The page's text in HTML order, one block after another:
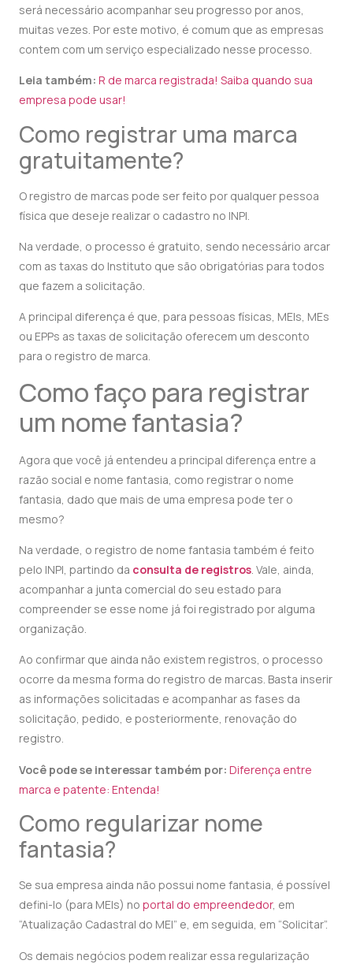
será necessário acompanhar seu progresso por anos,
muitas vezes. Por este motivo, é comum que as empresas
contem com um serviço especializado nesse processo.
Leia também: R de marca registrada! Saiba quando sua
empresa pode usar!
Como registrar uma marca
gratuitamente?
O registro de marcas pode ser feito por qualquer pessoa
física que deseje realizar o cadastro no INPI.
Na verdade, o processo é gratuito, sendo necessário arcar
com as taxas do Instituto que são obrigatórias para todos
que fazem a solicitação.
A principal diferença é que, para pessoas físicas, MEIs, MEs
ou EPPs as taxas de solicitação oferecem um desconto
para o registro de marca.
Como faço para registrar
um nome fantasia?
Agora que você já entendeu a principal diferença entre a
razão social e nome fantasia, como registrar o nome
fantasia, dado que mais de uma empresa pode ter o
mesmo?
Na verdade, o registro de nome fantasia também é feito
pelo INPI, partindo da consulta de registros. Vale, ainda,
acompanhar a junta comercial do seu estado para
compreender se esse nome já foi registrado por alguma
organização.
Ao confirmar que ainda não existem registros, o processo
ocorre da mesma forma do registro de marcas. Basta inserir
as informações solicitadas e acompanhar as fases da
solicitação, pedido, e posteriormente, renovação do
registro.
Você pode se interessar também por: Diferença entre
marca e patente: Entenda!
Como regularizar nome
fantasia?
Se sua empresa ainda não possui nome fantasia, é possível
defini-lo (para MEIs) no portal do empreendedor, em
“Atualização Cadastral do MEI” e, em seguida, em “Solicitar”.
Os demais negócios podem realizar essa regularização